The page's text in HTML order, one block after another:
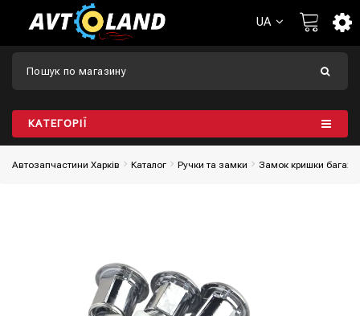
UA
КАТЕГОРІЇ
Автозапчастини Харків Каталог Ручки та замки Замок кришки